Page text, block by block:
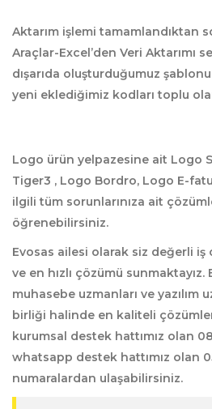
Aktarım işlemi tamamlandıktan
Araçlar-Excel’den Veri Aktarımı
dışarıda oluşturduğumuz
yeni eklediğimiz kodları toplu
Logo ürün yelpazesine ait Logo
Tiger3 , Logo Bordro, Logo E-
ilgili tüm sorunlarınıza ait
öğrenebilirsiniz.
Evosas ailesi olarak siz değerli iş
ve en hızlı çözümü
muhasebe uzmanları ve yazılım
birliği halinde en kaliteli
kurumsal destek hattımız olan
whatsapp destek hattımız olan
numaralardan ulaşabilirsiniz.